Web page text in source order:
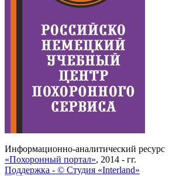
Информационно-аналитический ресурс
«Похоронный портал», 2014 - гг.
Поддержка - © Cтудия «Interland»